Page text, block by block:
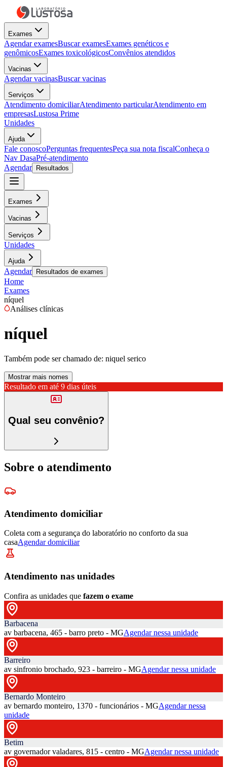
Exames
Agendar examesBuscar examesExames genéticos e
genômicosExames toxicológicosConvênios atendidos
Vacinas
Agendar vacinasBuscar vacinas
Serviços
Atendimento domiciliarAtendimento particularAtendimento em
empresasLustosa Prime
Unidades
Ajuda
Fale conoscoPerguntas frequentesPeça sua nota fiscalConheça o
Nav DasaPré-atendimento
Agendar
Resultados
Exames
Vacinas
Serviços
Unidades
Ajuda
Agendar Resultados de exames
Home
Exames
níquel
Análises clínicas
níquel
Também pode ser chamado de: niquel serico
Mostrar mais nomes
Resultado em até 9 dias úteis
Qual seu convênio?
Sobre o atendimento
Atendimento domiciliar
Coleta com a segurança do laboratório no conforto da sua
casaAgendar domiciliar
Atendimento nas unidades
Confira as unidades que fazem o exame
Barbacena
av barbacena, 465 - barro preto - MGAgendar nessa unidade
Barreiro
av sinfronio brochado, 923 - barreiro - MGAgendar nessa unidade
Bernardo Monteiro
av bernardo monteiro, 1370 - funcionários - MGAgendar nessa
unidade
Betim
av governador valadares, 815 - centro - MGAgendar nessa unidade